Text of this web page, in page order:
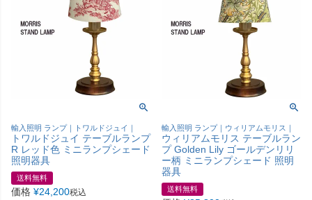
輸入照明 ランプ｜トワルドジュイ｜
トワルドジュイ テーブルランプ
R レッド色 ミニランプシェード
照明器具
送料無料
価格 ¥24,200税込
輸入照明 ランプ｜ウィリアムモリス｜
ウィリアムモリス テーブルラン
プ Golden Lily ゴールデンリリ
ー柄 ミニランプシェード 照明
器具
送料無料